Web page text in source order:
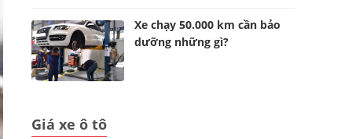
Xe chạy 50.000 km cần bảo
dưỡng những gì?
Giá xe ô tô